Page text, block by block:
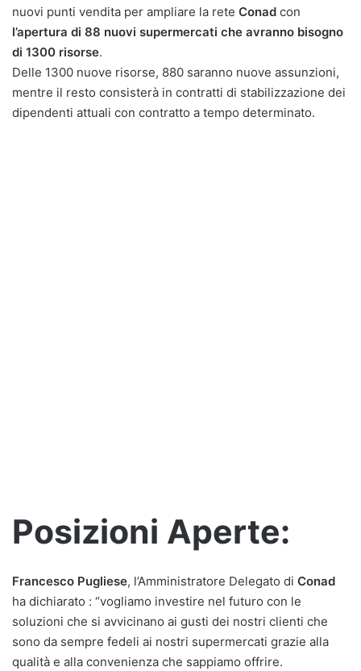
nuovi punti vendita per ampliare la rete Conad con
l’apertura di 88 nuovi supermercati che avranno bisogno
di 1300 risorse.
Delle 1300 nuove risorse, 880 saranno nuove assunzioni,
mentre il resto consisterà in contratti di stabilizzazione dei
dipendenti attuali con contratto a tempo determinato.
Posizioni Aperte:
Francesco Pugliese, l’Amministratore Delegato di Conad
ha dichiarato : “vogliamo investire nel futuro con le
soluzioni che si avvicinano ai gusti dei nostri clienti che
sono da sempre fedeli ai nostri supermercati grazie alla
qualità e alla convenienza che sappiamo offrire.